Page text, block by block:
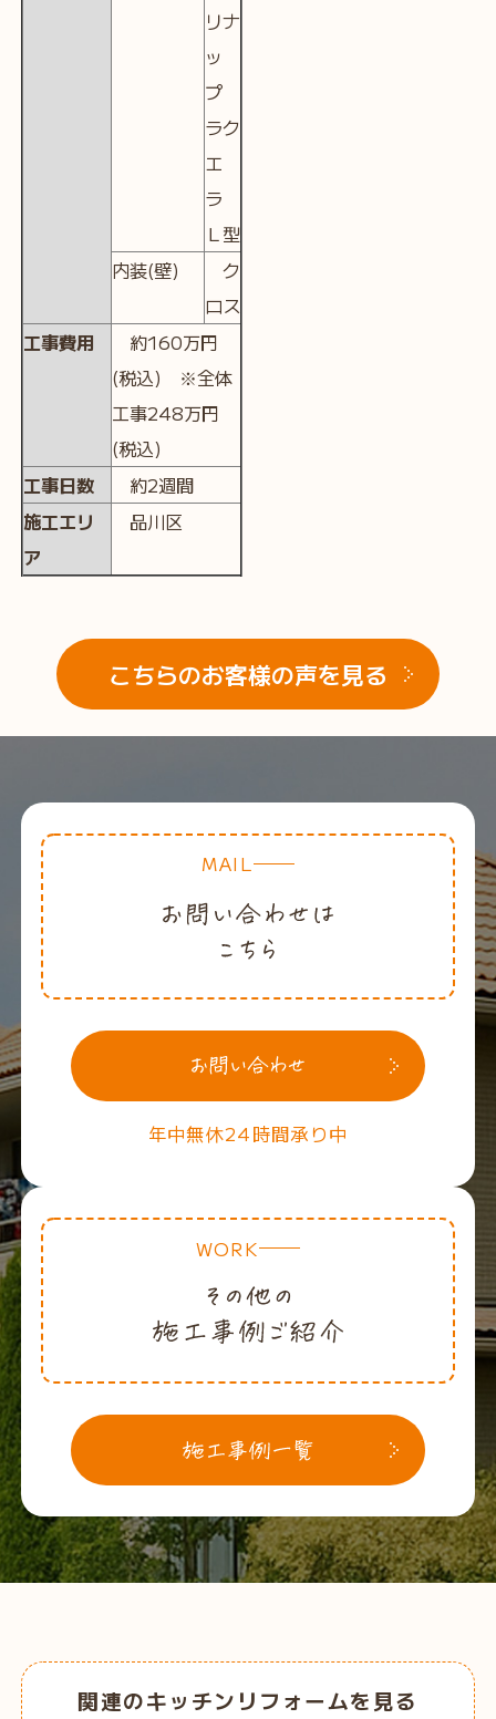
リナ
ッ
プ
ラク
エ
ラ
Ｌ型
内装(壁)
ク
ロス
工事費用
約160万円
(税込) ※全体
工事248万円
(税込)
工事日数
約2週間
施工エリ
ア
品川区
こちらのお客様の声を見る
MAIL
年中無休24時間承り中
WORK
関連のキッチンリフォームを見る